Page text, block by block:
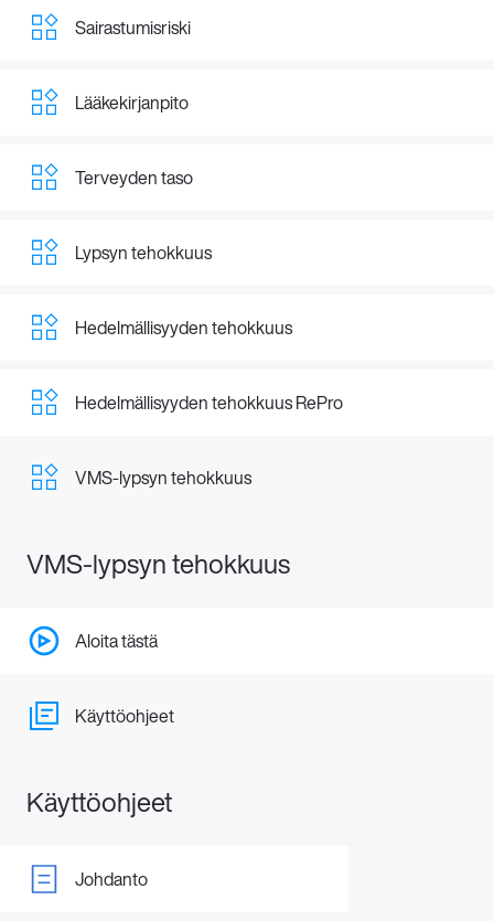
Sairastumisriski
Lääkekirjanpito
Terveyden taso
Lypsyn tehokkuus
Hedelmällisyyden tehokkuus
Hedelmällisyyden tehokkuus RePro
VMS-lypsyn tehokkuus
VMS-lypsyn tehokkuus
Aloita tästä
Käyttöohjeet
Käyttöohjeet
Johdanto